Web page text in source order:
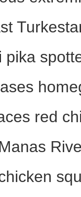
化身“云上
pika
red